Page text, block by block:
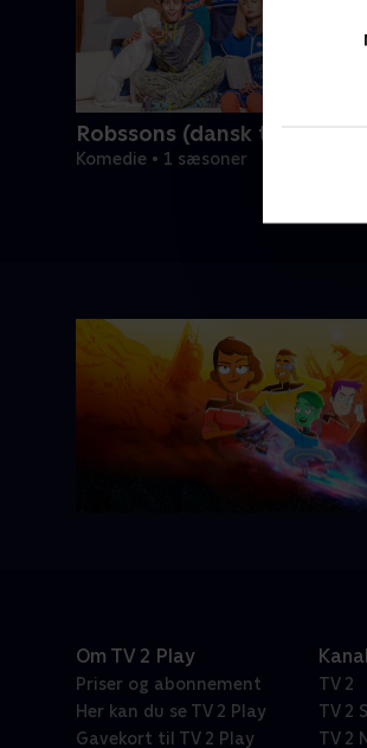
Robssons (dansk tale)
Komedie • 1 sæsoner
Om TV 2 Play
Priser og abonnement
Her kan du se TV 2 Play
Gavekort til TV 2 Play
TV 2
TV 2
TV 2